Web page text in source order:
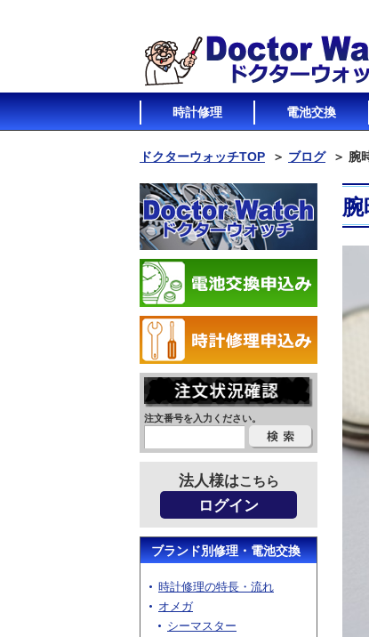
時計修理 電池交換
ドクターウォッチTOP ＞ ブログ ＞ 腕
注文番号を入力ください。
法人様はこちら
ログイン
ブランド別修理・電池交換
時計修理の特長・流れ
オメガ
シーマスター